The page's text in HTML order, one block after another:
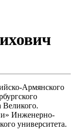
Армянского
Великого.
Инженерно-
университета.